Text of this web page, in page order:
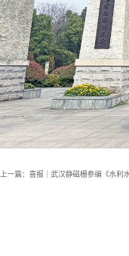
上一篇： 喜报｜武汉静磁栅参编《水利